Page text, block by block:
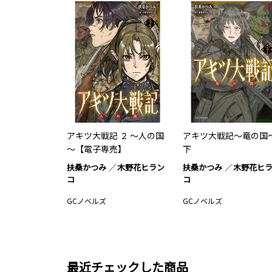
アキツ大戦記 ２ ～人の国
～【電子専売】
扶桑かつみ
木野花ヒラン
コ
GCノベルズ
アキツ大戦記～竜の国
下
扶桑かつみ
木野花ヒ
コ
GCノベルズ
最近チェックした商品